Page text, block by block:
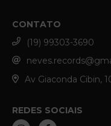
CONTATO
(19) 99303-3690
Av Giaconda Cibin,
REDES SOCIAIS